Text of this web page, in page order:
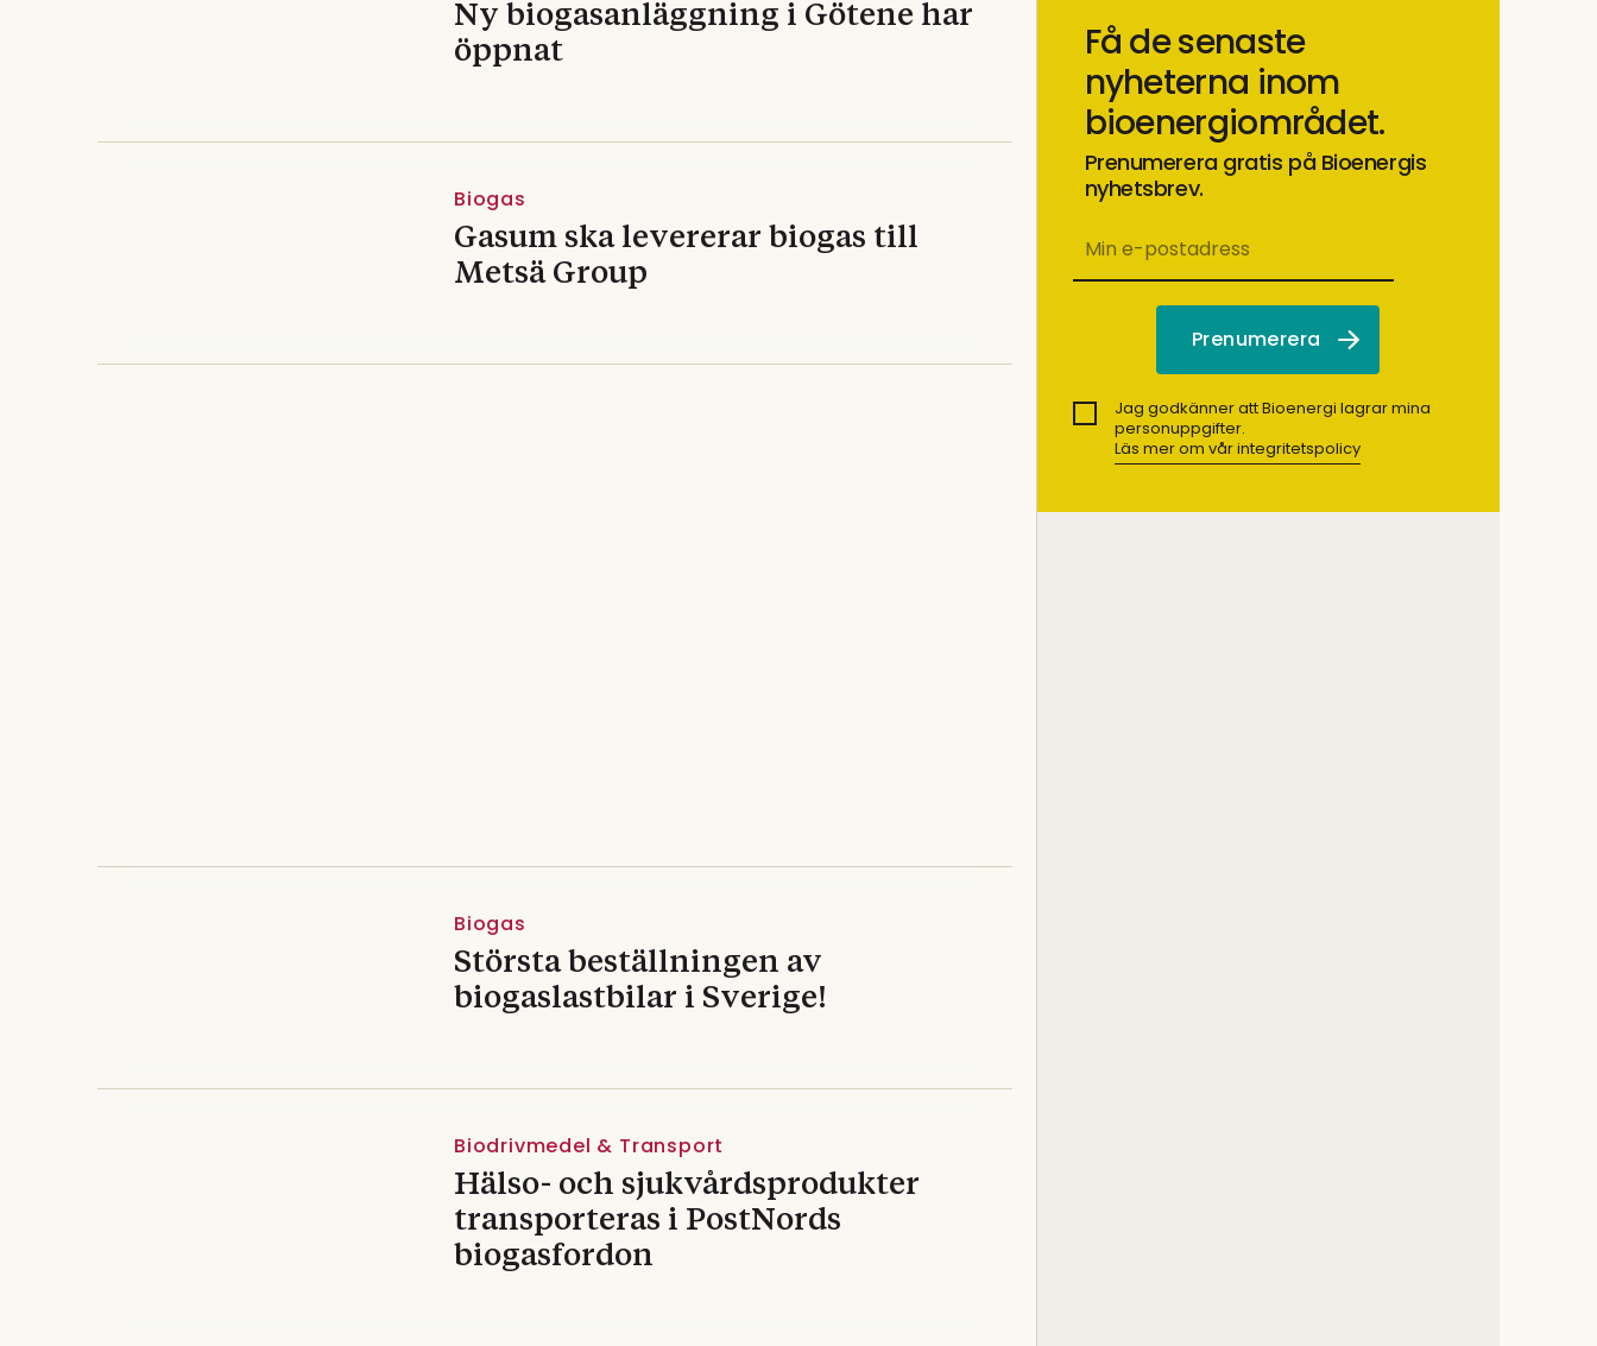
Ny biogasanläggning i Götene har
öppnat
Biogas
Gasum ska levererar biogas till
Metsä Group
Biogas
Största beställningen av
biogaslastbilar i Sverige!
Biodrivmedel & Transport
Hälso- och sjukvårdsprodukter
transporteras i PostNords
biogasfordon
Få de senaste
nyheterna inom
bioenergiområdet.
Prenumerera gratis på Bioenergis
nyhetsbrev.
Jag godkänner att Bioenergi lagrar mina
personuppgifter.
Läs mer om vår integritetspolicy